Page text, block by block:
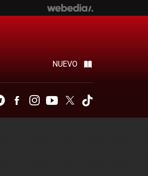
NUEVO
TelegramFacebookInstagramYoutubeTwitter